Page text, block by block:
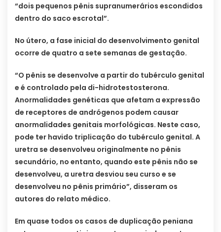
“dois pequenos pênis supranumerários escondidos
dentro do saco escrotal”.
No útero, a fase inicial do desenvolvimento genital
ocorre de quatro a sete semanas de gestação.
“O pênis se desenvolve a partir do tubérculo genital
e é controlado pela di-hidrotestosterona.
Anormalidades genéticas que afetam a expressão
de receptores de andrógenos podem causar
anormalidades genitais morfológicas. Neste caso,
pode ter havido triplicação do tubérculo genital. A
uretra se desenvolveu originalmente no pênis
secundário, no entanto, quando este pênis não se
desenvolveu, a uretra desviou seu curso e se
desenvolveu no pênis primário”, disseram os
autores do relato médico.
Em quase todos os casos de duplicação peniana